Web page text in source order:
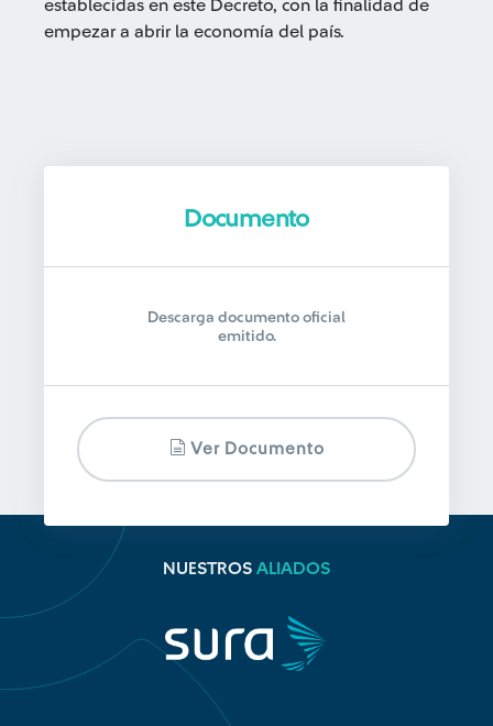
establecidas en este Decreto, con la finalidad de
empezar a abrir la economía del país.
Documento
Descarga documento oficial
emitido.
Ver Documento
NUESTROS ALIADOS